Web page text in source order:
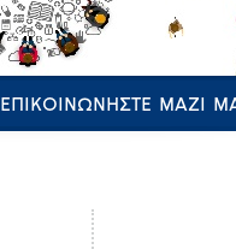
ΕΠΙΚΟΙΝΩΝΗΣΤΕ ΜΑΖΙ